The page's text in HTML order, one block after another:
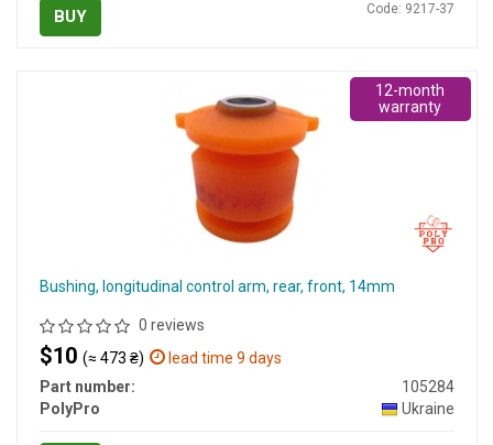
BUY Code: 9217-37
Bushing, longitudinal control arm, rear, front, 14mm
0 reviews
$10 (≈ 473 ₴)
lead time 9 days
Part number:
105284
PolyPro
Ukraine
12-month
warranty